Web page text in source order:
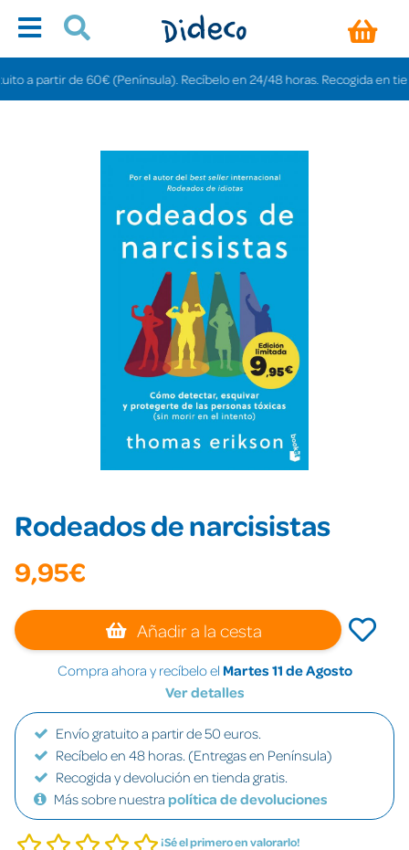
partir de 60€ (Península). Recíbelo en 24/48 horas. Recogida en
Rodeados de narcisistas
9,95€
Añadir a la cesta
Compra ahora y recíbelo el Martes 11 de Agosto
Ver detalles
Envío gratuito a partir de 50 euros.
Recíbelo en 48 horas. (Entregas en Península)
Recogida y devolución en tienda gratis.
Más sobre nuestra política de devoluciones
¡Sé el primero en valorarlo!